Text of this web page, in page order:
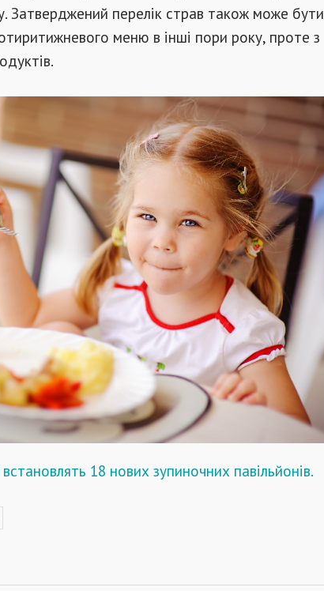
Затверджений перелік страв також може бути
меню в інші пори року, проте з
18 нових зупиночних павільйонів.